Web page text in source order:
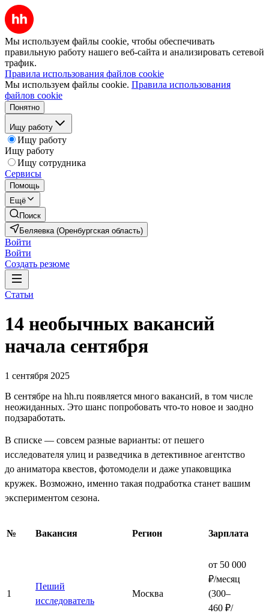
Мы используем файлы cookie, чтобы обеспечивать
правильную работу нашего веб-сайта и анализировать сетевой
трафик.
Правила использования файлов cookie
Мы используем файлы cookie. Правила использования
файлов cookie
Понятно
Ищу работу
Ищу работу
Ищу работу
Ищу сотрудника
Сервисы
Помощь
Ещё
Поиск
Беляевка (Оренбургская область)
Войти
Войти
Создать резюме
Статьи
14 необычных вакансий
начала сентября
1 сентября 2025
В сентябре на hh.ru появляется много вакансий, в том числе
неожиданных. Это шанс попробовать что-то новое и заодно
подзаработать.
В списке — совсем разные варианты: от пешего
исследователя улиц и разведчика в детективное агентство
до аниматора квестов, фотомодели и даже упаковщика
кружек. Возможно, именно такая подработка станет вашим
экспериментом сезона.
№ Вакансия Регион Зарплата
1
Пеший
исследователь
Москва
от 50 000
₽/месяц
(300–
460 ₽/